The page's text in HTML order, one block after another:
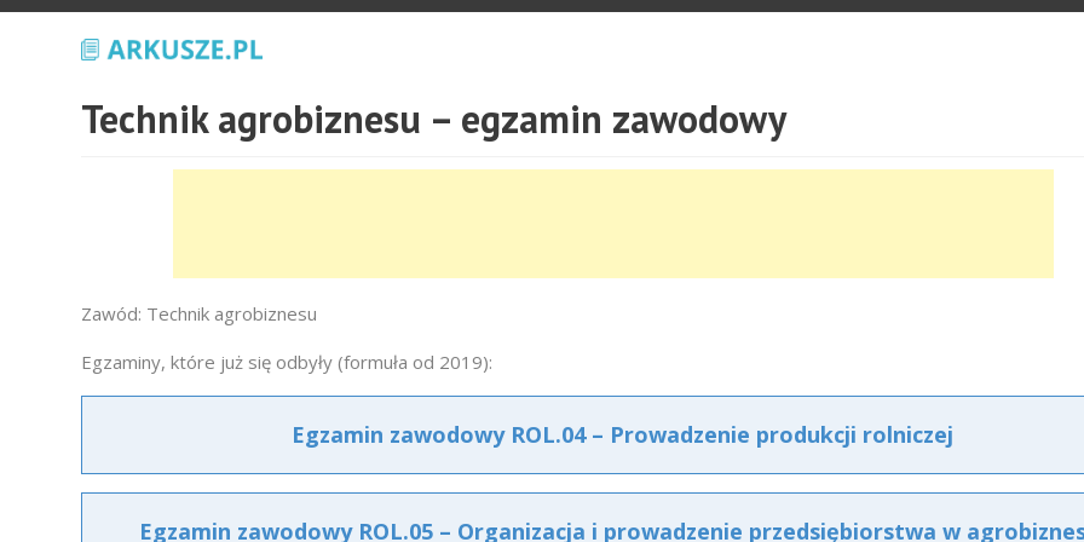
Technik agrobiznesu – egzamin zawodowy
Zawód: Technik agrobiznesu
Egzaminy, które już się odbyły (formuła od 2019):
Egzamin zawodowy ROL.04 – Prowadzenie produkcji rolniczej
Egzamin zawodowy ROL.05 – Organizacja i prowadzenie przedsiębiorstwa w